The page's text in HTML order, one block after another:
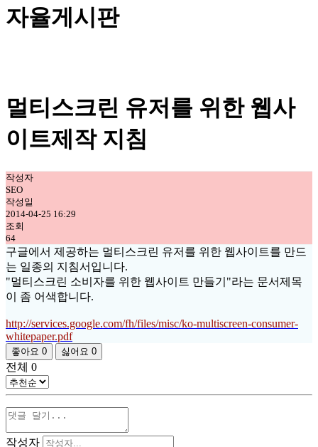
자율게시판
멀티스크린 유저를 위한 웹사
이트제작 지침
작성자
SEO
작성일
2014-04-25 16:29
조회
64
구글에서 제공하는 멀티스크린 유저를 위한 웹사이트를 만드
는 일종의 지침서입니다.
"멀티스크린 소비자를 위한 웹사이트 만들기"라는 문서제목
이 좀 어색합니다.
http://services.google.com/fh/files/misc/ko-multiscreen-consumer-
whitepaper.pdf
좋아요 0 싫어요 0
전체 0
작성자